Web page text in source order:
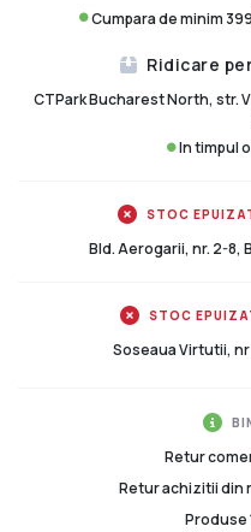
Cumpara de minim 399
Ridicare
CTPark Bucharest North, str.
In timpul
STOC
Bld. Aerogarii, nr. 2-8,
STOC
Soseaua Virtutii,
Retur
Retur achizitii din
Produse